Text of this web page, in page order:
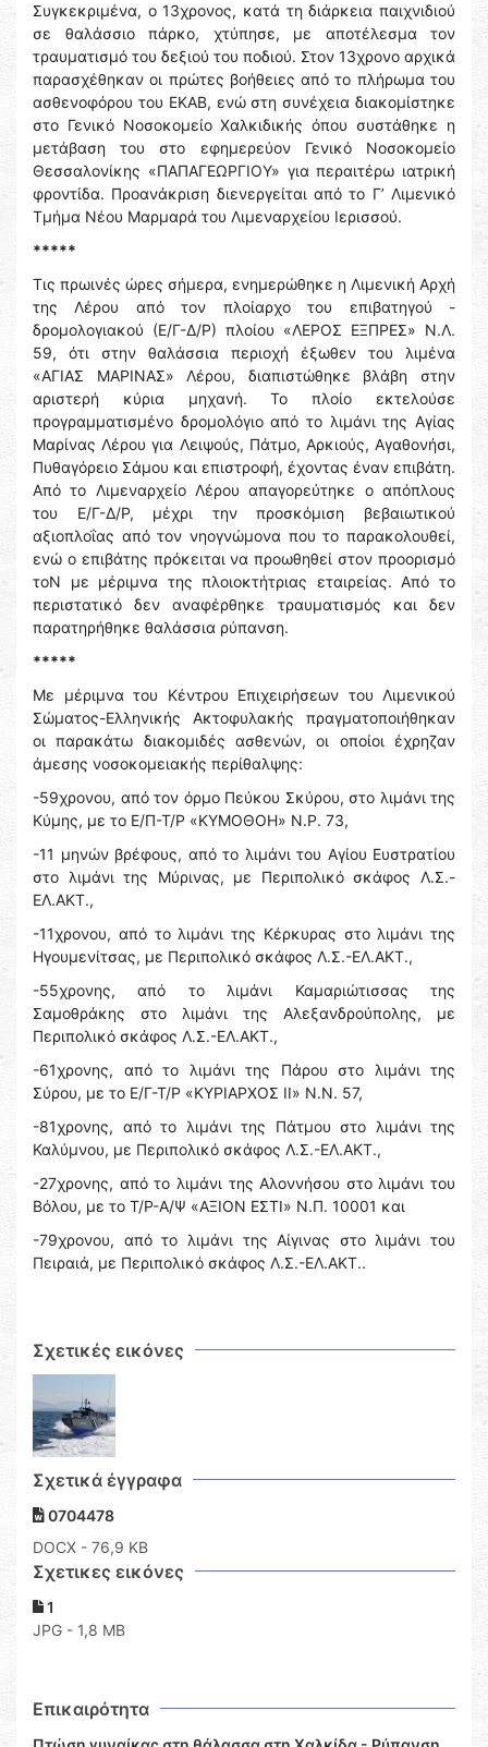
Συγκεκριμένα, ο 13χρονος, κατά τη διάρκεια παιχνιδιού
σε θαλάσσιο πάρκο, χτύπησε, με αποτέλεσμα τον
τραυματισμό του δεξιού του ποδιού. Στον 13χρονο αρχικά
παρασχέθηκαν οι πρώτες βοήθειες από το πλήρωμα του
ασθενοφόρου του ΕΚΑΒ, ενώ στη συνέχεια διακομίστηκε
στο Γενικό Νοσοκομείο Χαλκιδικής όπου συστάθηκε η
μετάβαση του στο εφημερεύον Γενικό Νοσοκομείο
Θεσσαλονίκης «ΠΑΠΑΓΕΩΡΓΙΟΥ» για περαιτέρω ιατρική
φροντίδα. Προανάκριση διενεργείται από το Γ’ Λιμενικό
Τμήμα Νέου Μαρμαρά του Λιμεναρχείου Ιερισσού.
*****
Τις πρωινές ώρες σήμερα, ενημερώθηκε η Λιμενική Αρχή
της Λέρου από τον πλοίαρχο του επιβατηγού -
δρομολογιακού (Ε/Γ-Δ/Ρ) πλοίου «ΛΕΡΟΣ ΕΞΠΡΕΣ» Ν.Λ.
59, ότι στην θαλάσσια περιοχή έξωθεν του λιμένα
«ΑΓΙΑΣ ΜΑΡΙΝΑΣ» Λέρου, διαπιστώθηκε βλάβη στην
αριστερή κύρια μηχανή. Το πλοίο εκτελούσε
προγραμματισμένο δρομολόγιο από το λιμάνι της Αγίας
Μαρίνας Λέρου για Λειψούς, Πάτμο, Αρκιούς, Αγαθονήσι,
Πυθαγόρειο Σάμου και επιστροφή, έχοντας έναν επιβάτη.
Από το Λιμεναρχείο Λέρου απαγορεύτηκε ο απόπλους
του Ε/Γ-Δ/Ρ, μέχρι την προσκόμιση βεβαιωτικού
αξιοπλοΐας από τον νηογνώμονα που το παρακολουθεί,
ενώ ο επιβάτης πρόκειται να προωθηθεί στον προορισμό
τοΝ με μέριμνα της πλοιοκτήτριας εταιρείας. Από το
περιστατικό δεν αναφέρθηκε τραυματισμός και δεν
παρατηρήθηκε θαλάσσια ρύπανση.
*****
Με μέριμνα του Κέντρου Επιχειρήσεων του Λιμενικού
Σώματος-Ελληνικής Ακτοφυλακής πραγματοποιήθηκαν
οι παρακάτω διακομιδές ασθενών, οι οποίοι έχρηζαν
άμεσης νοσοκομειακής περίθαλψης:
-59χρονου, από τον όρμο Πεύκου Σκύρου, στο λιμάνι της
Κύμης, με το Ε/Π-Τ/Ρ «ΚΥΜΟΘΟΗ» Ν.Ρ. 73,
-11 μηνών βρέφους, από το λιμάνι του Αγίου Ευστρατίου
στο λιμάνι της Μύρινας, με Περιπολικό σκάφος Λ.Σ.-
ΕΛ.ΑΚΤ.,
-11χρονου, από το λιμάνι της Κέρκυρας στο λιμάνι της
Ηγουμενίτσας, με Περιπολικό σκάφος Λ.Σ.-ΕΛ.ΑΚΤ.,
-55χρονης, από το λιμάνι Καμαριώτισσας της
Σαμοθράκης στο λιμάνι της Αλεξανδρούπολης, με
Περιπολικό σκάφος Λ.Σ.-ΕΛ.ΑΚΤ.,
-61χρονης, από το λιμάνι της Πάρου στο λιμάνι της
Σύρου, με το Ε/Γ-Τ/Ρ «ΚΥΡΙΑΡΧΟΣ ΙΙ» Ν.Ν. 57,
-81χρονης, από το λιμάνι της Πάτμου στο λιμάνι της
Καλύμνου, με Περιπολικό σκάφος Λ.Σ.-ΕΛ.ΑΚΤ.,
-27χρονης, από το λιμάνι της Αλοννήσου στο λιμάνι του
Βόλου, με το Τ/Ρ-Α/Ψ «ΑΞΙΟΝ ΕΣΤΙ» Ν.Π. 10001 και
-79χρονου, από το λιμάνι της Αίγινας στο λιμάνι του
Πειραιά, με Περιπολικό σκάφος Λ.Σ.-ΕΛ.ΑΚΤ..
Σχετικές εικόνες
Σχετικά έγγραφα
0704478
DOCX - 76,9 KB
Σχετικες εικόνες
1
JPG - 1,8 MB
Επικαιρότητα